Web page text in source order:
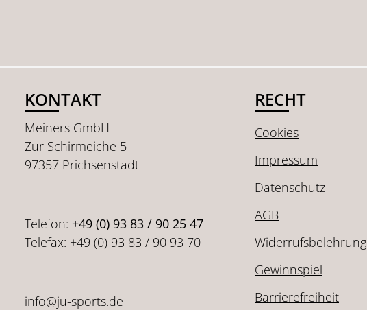
KONTAKT
Meiners GmbH
Zur Schirmeiche 5
97357 Prichsenstadt
Telefon: +49 (0) 93 83 / 90 25 47
Telefax: +49 (0) 93 83 / 90 93 70
info@ju-sports.de
RECHT
Cookies
Impressum
Datenschutz
AGB
Widerrufsbelehrung
Gewinnspiel
Barrierefreiheit